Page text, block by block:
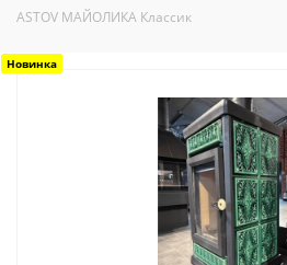
ASTOV МАЙОЛИКА Классик
Новинка